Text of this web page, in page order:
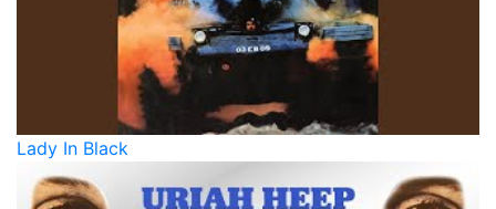
Lady In Black